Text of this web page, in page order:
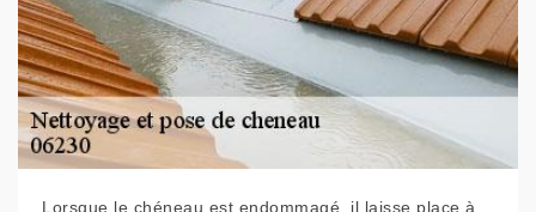
Lorsque le chéneau est endommagé, il laisse place à